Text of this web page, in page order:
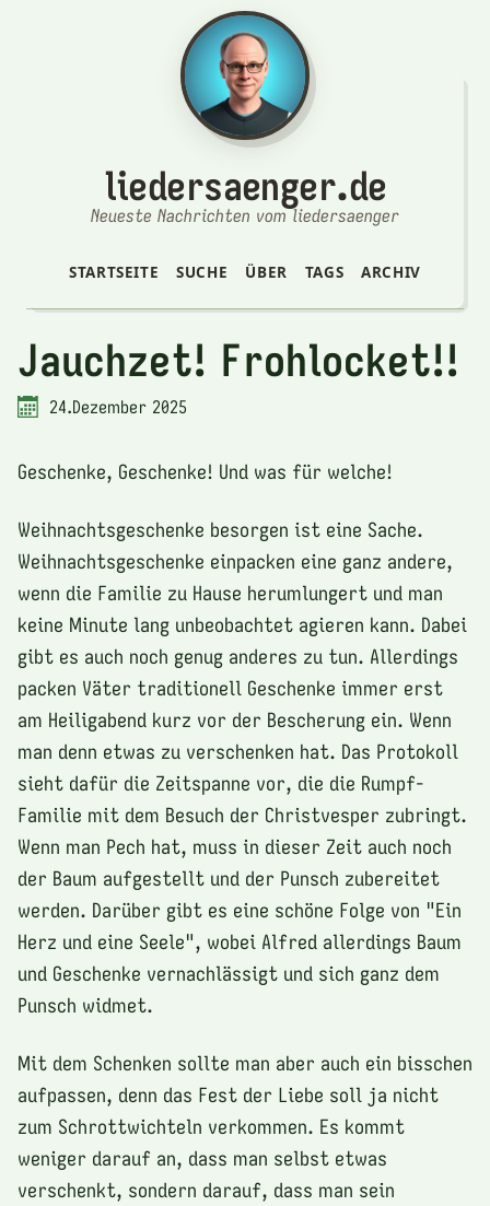
liedersaenger.de
Neueste Nachrichten vom liedersaenger
STARTSEITE SUCHE ÜBER TAGS ARCHIV
Jauchzet! Frohlocket!!
24.Dezember 2025
Geschenke, Geschenke! Und was für welche!
Weihnachtsgeschenke besorgen ist eine Sache.
Weihnachtsgeschenke einpacken eine ganz andere,
wenn die Familie zu Hause herumlungert und man
keine Minute lang unbeobachtet agieren kann. Dabei
gibt es auch noch genug anderes zu tun. Allerdings
packen Väter traditionell Geschenke immer erst
am Heiligabend kurz vor der Bescherung ein. Wenn
man denn etwas zu verschenken hat. Das Protokoll
sieht dafür die Zeitspanne vor, die die Rumpf-
Familie mit dem Besuch der Christvesper zubringt.
Wenn man Pech hat, muss in dieser Zeit auch noch
der Baum aufgestellt und der Punsch zubereitet
werden. Darüber gibt es eine schöne Folge von "Ein
Herz und eine Seele", wobei Alfred allerdings Baum
und Geschenke vernachlässigt und sich ganz dem
Punsch widmet.
Mit dem Schenken sollte man aber auch ein bisschen
aufpassen, denn das Fest der Liebe soll ja nicht
zum Schrottwichteln verkommen. Es kommt
weniger darauf an, dass man selbst etwas
verschenkt, sondern darauf, dass man sein